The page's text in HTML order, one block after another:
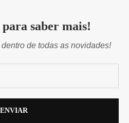
para saber mais!
de todas as novidades!